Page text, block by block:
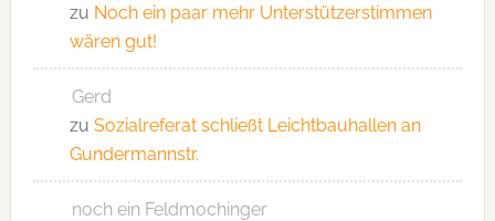
zu Noch ein paar mehr Unterstützerstimmen
wären gut!
Gerd
zu Sozialreferat schließt Leichtbauhallen an
Gundermannstr.
noch ein Feldmochinger